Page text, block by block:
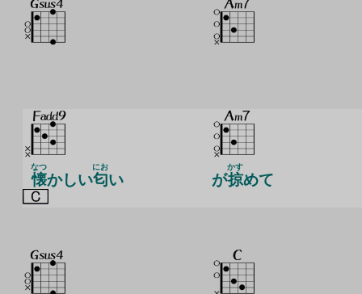
懐
なつ
かしい匂
にお
い が掠
かす
めて